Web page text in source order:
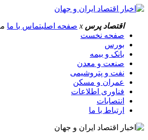
اقتصاد پرس x صفحه اصلیتماس با ما
صفحه نخست
بورس
بانک و بیمه
صنعت و معدن
نفت و پتروشیمی
عمران و مسکن
فناوری اطلاعات
انتصابات
ارتباط با ما